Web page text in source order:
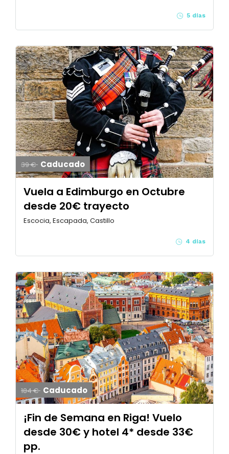
5 días
39 € Caducado
Vuela a Edimburgo en Octubre
desde 20€ trayecto
Escocia, Escapada, Castillo
4 días
184 € Caducado
¡Fin de Semana en Riga! Vuelo
desde 30€ y hotel 4* desde 33€
pp.